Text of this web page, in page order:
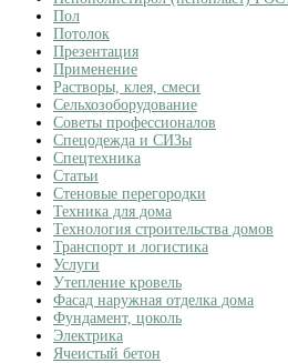
Пол
Потолок
Презентация
Применение
Растворы, клея, смеси
Сельхозоборудование
Советы профессионалов
Спецодежда и СИЗы
Спецтехника
Статьи
Стеновые перегородки
Техника для дома
Технология строительства домов
Транспорт и логистика
Услуги
Утепление кровель
Фасад наружная отделка дома
Фундамент, цоколь
Электрика
Ячеистый бетон